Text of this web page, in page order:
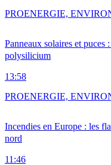
Panneaux solaires et puces
polysilicium
13:58
PROENERGIE,
Incendies en Europe : les
nord
11:46
PROENERGIE,